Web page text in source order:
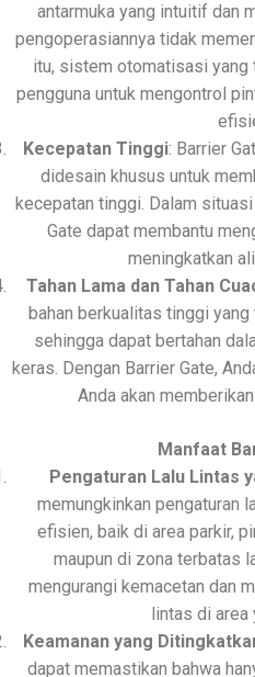
antarmuka yang intuitif dan
pengoperasiannya tidak
itu, sistem otomatisasi yang
pengguna untuk mengontrol
Kecepatan Tinggi: Barrier
didesain khusus untuk
kecepatan tinggi. Dalam
Gate dapat membantu
meningkatkan
Tahan Lama dan Tahan
bahan berkualitas tinggi yang
sehingga dapat bertahan
keras. Dengan Barrier Gate,
Anda akan
Manfaat
Pengaturan Lalu Lintas
memungkinkan pengaturan
efisien, baik di area parkir,
maupun di zona terbatas
mengurangi kemacetan dan
lintas di area
Keamanan yang
dapat memastikan bahwa